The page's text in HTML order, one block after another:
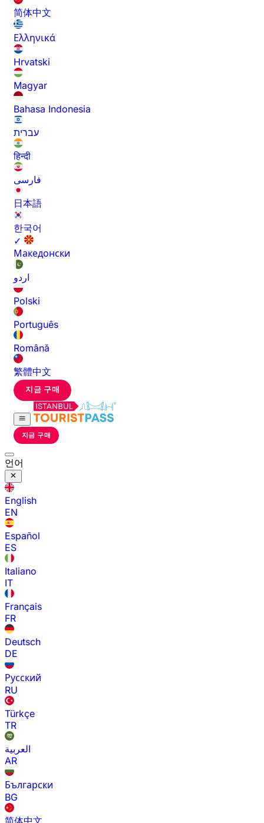
简体中文
Ελληνικά
Hrvatski
Magyar
Bahasa Indonesia
עברית
हिन्दी
فارسی
日本語
한국어
✓
Македонски
اردو
Polski
Português
Română
繁體中文
지금 구매
지금 구매
언어
English
EN
Español
ES
Italiano
IT
Français
FR
Deutsch
DE
Русский
RU
Türkçe
TR
العربية
AR
Български
BG